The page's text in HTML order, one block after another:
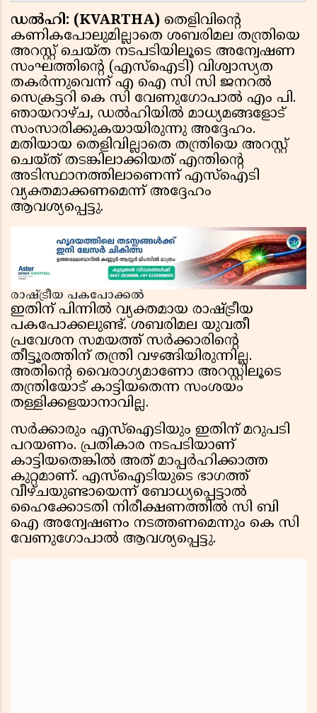
ഡൽഹി: (KVARTHA) തെളിവിന്റെ
കണികപോലുമില്ലാതെ ശബരിമല തന്ത്രിയെ
അറസ്റ്റ് ചെയ്ത നടപടിയിലൂടെ അന്വേഷണ
സംഘത്തിന്റെ (എസ്‌ഐടി) വിശ്വാസ്യത
തകർന്നുവെന്ന് എ ഐ സി സി ജനറൽ
സെക്രട്ടറി കെ സി വേണുഗോപാൽ എം പി.
ഞായറാഴ്ച, ഡൽഹിയിൽ മാധ്യമങ്ങളോട്
സംസാരിക്കുകയായിരുന്നു അദ്ദേഹം.
മതിയായ തെളിവില്ലാതെ തന്ത്രിയെ അറസ്റ്റ്
ചെയ്ത് തടങ്കിലാക്കിയത് എന്തിന്റെ
അടിസ്ഥാനത്തിലാണെന്ന് എസ്‌ഐടി
വ്യക്തമാക്കണമെന്ന് അദ്ദേഹം
ആവശ്യപ്പെട്ടു.
രാഷ്ട്രീയ പകപോക്കൽ
ഇതിന് പിന്നിൽ വ്യക്തമായ രാഷ്ട്രീയ
പകപോക്കലുണ്ട്. ശബരിമല യുവതീ
പ്രവേശന സമയത്ത് സർക്കാരിന്റെ
തീട്ടൂരത്തിന് തന്ത്രി വഴങ്ങിയിരുന്നില്ല.
അതിന്റെ വൈരാഗ്യമാണോ അറസ്റ്റിലൂടെ
തന്ത്രിയോട് കാട്ടിയതെന്ന സംശയം
തള്ളിക്കളയാനാവില്ല.
സർക്കാരും എസ്‌ഐടിയും ഇതിന് മറുപടി
പറയണം. പ്രതികാര നടപടിയാണ്
കാട്ടിയതെങ്കിൽ അത് മാപ്പർഹിക്കാത്ത
കുറ്റമാണ്. എസ്‌ഐടിയുടെ ഭാഗത്ത്
വീഴ്ചയുണ്ടായെന്ന് ബോധ്യപ്പെട്ടാൽ
ഹൈക്കോടതി നിരീക്ഷണത്തിൽ സി ബി
ഐ അന്വേഷണം നടത്തണമെന്നും കെ സി
വേണുഗോപാൽ ആവശ്യപ്പെട്ടു.